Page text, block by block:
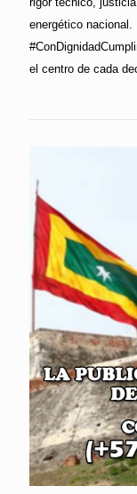
energético nacional.
el centro de cada